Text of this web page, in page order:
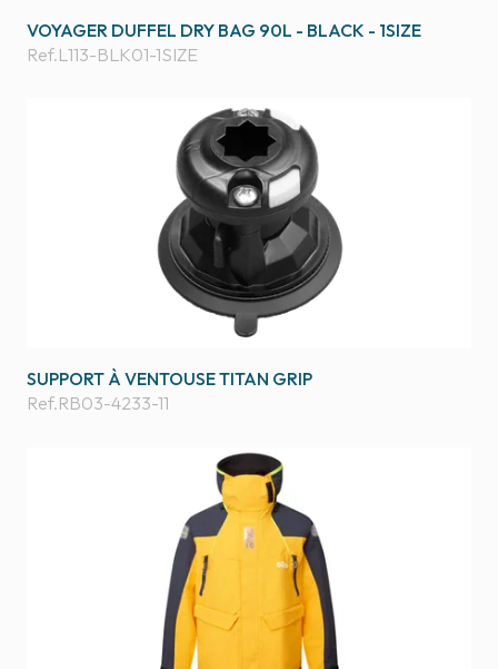
VOYAGER DUFFEL DRY BAG 90L - BLACK - 1SIZE
Ref.L113-BLK01-1SIZE
SUPPORT À VENTOUSE TITAN GRIP
Ref.RB03-4233-11